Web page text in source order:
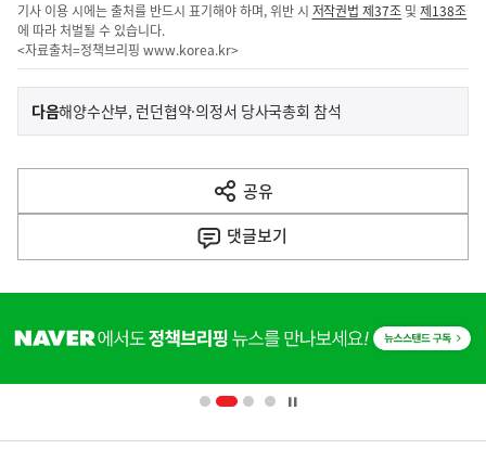
기사 이용 시에는 출처를 반드시 표기해야 하며, 위반 시 저작권법 제37조 및제138조
에 따라 처벌될 수 있습니다.
<자료출처=정책브리핑 www.korea.kr>
이
전
다
음
다음기
사
해양수산부, 런던협약·의정서 당사국총회 참석
공유
열
기
댓글보기
단
영